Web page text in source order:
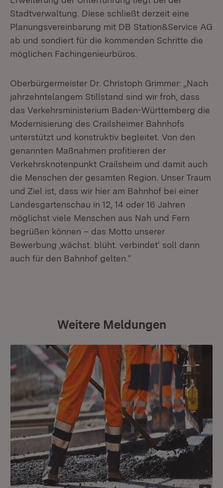
Stadtverwaltung. Diese schließt derzeit eine
Planungsvereinbarung mit DB Station&Service AG
ab und sondiert für die kommenden Schritte die
möglichen Fachingenieurbüros.
Oberbürgermeister Dr. Christoph Grimmer: „Nach
jahrzehntelangem Stillstand sind wir froh, dass
das Verkehrsministerium Baden-Württemberg die
Modernisierung des Crailsheimer Bahnhofs
unterstützt und konstruktiv begleitet. Von den
genannten Maßnahmen profitieren der
Verkehrsknotenpunkt Crailsheim und damit auch
die Menschen der gesamten Region. Unser Traum
und Ziel ist, dass wir hier am Bahnhof bei einer
Landesgartenschau in 12, 14 oder 16 Jahren
möglichst viele Menschen aus Nah und Fern
begrüßen können – das Motto unserer
Bewerbung ‚wächst. blüht. verbindet‘ soll dann
auch für den Bahnhof gelten.“
Weitere Meldungen